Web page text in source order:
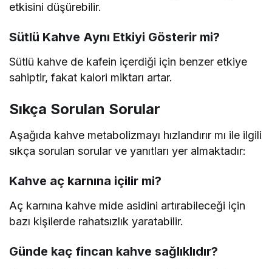
etkisini düşürebilir.
Sütlü Kahve Aynı Etkiyi Gösterir mi?
Sütlü kahve de kafein içerdiği için benzer etkiye
sahiptir, fakat kalori miktarı artar.
Sıkça Sorulan Sorular
Aşağıda kahve metabolizmayı hızlandırır mı ile ilgili
sıkça sorulan sorular ve yanıtları yer almaktadır:
Kahve aç karnına içilir mi?
Aç karnına kahve mide asidini artırabileceği için
bazı kişilerde rahatsızlık yaratabilir.
Günde kaç fincan kahve sağlıklıdır?